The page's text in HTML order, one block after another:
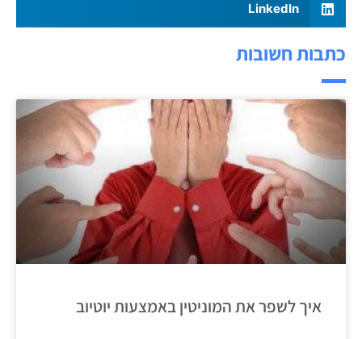
LinkedIn
כתבות חשובות
איך לשפר את המוניטין באמצעות יוטיוב